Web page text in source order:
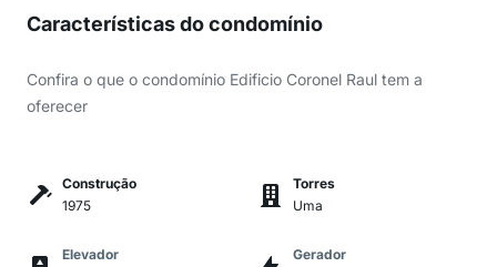
Características do condomínio
Confira o que o condomínio Edificio Coronel Raul tem a
oferecer
Construção
1975
Torres
Uma
Elevador
Gerador